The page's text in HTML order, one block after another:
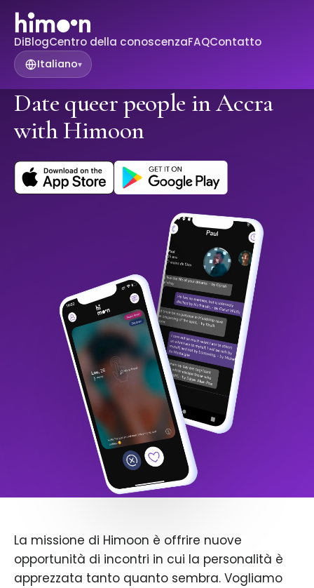
DiBlogCentro della conoscenzaFAQContatto
Italiano▾
Date queer people in Accra
with Himoon
La missione di Himoon è offrire nuove
opportunità di incontri in cui la personalità è
apprezzata tanto quanto sembra. Vogliamo